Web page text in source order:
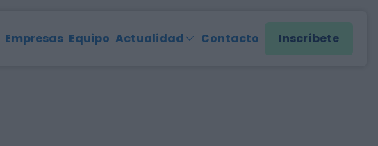
Empresas Equipo Actualidad Contacto Inscríbete